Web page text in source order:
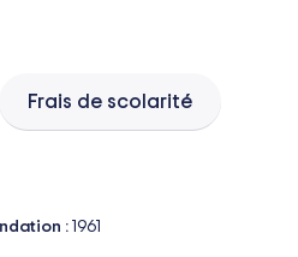
Frais de scolarité
: 1961